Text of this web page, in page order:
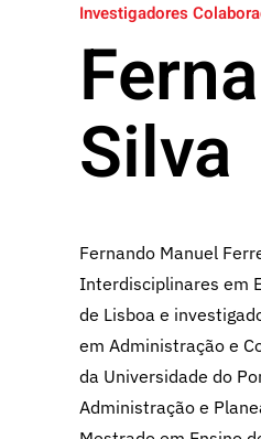
Investigadores
Silva
Fernando Manuel
Interdisciplinares em
de Lisboa e
em Administração e
da Universidade do
Administração e